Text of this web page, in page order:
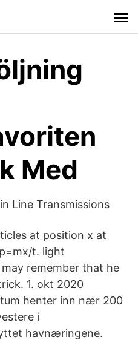
Med
Line Transmissions
at position x at
t. light
remember that he
1. okt 2020
henter inn nær 200
i
havnæringene.